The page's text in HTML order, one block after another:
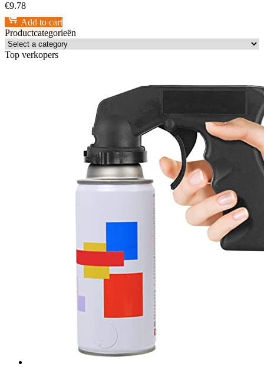
€9.78
Add to cart
Productcategorieën
Top verkopers